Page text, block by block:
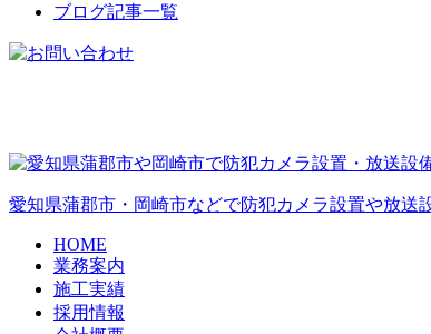
ブログ記事一覧
愛知県蒲郡市・岡崎市などで防犯カメラ設置や放
HOME
業務案内
施工実績
採用情報